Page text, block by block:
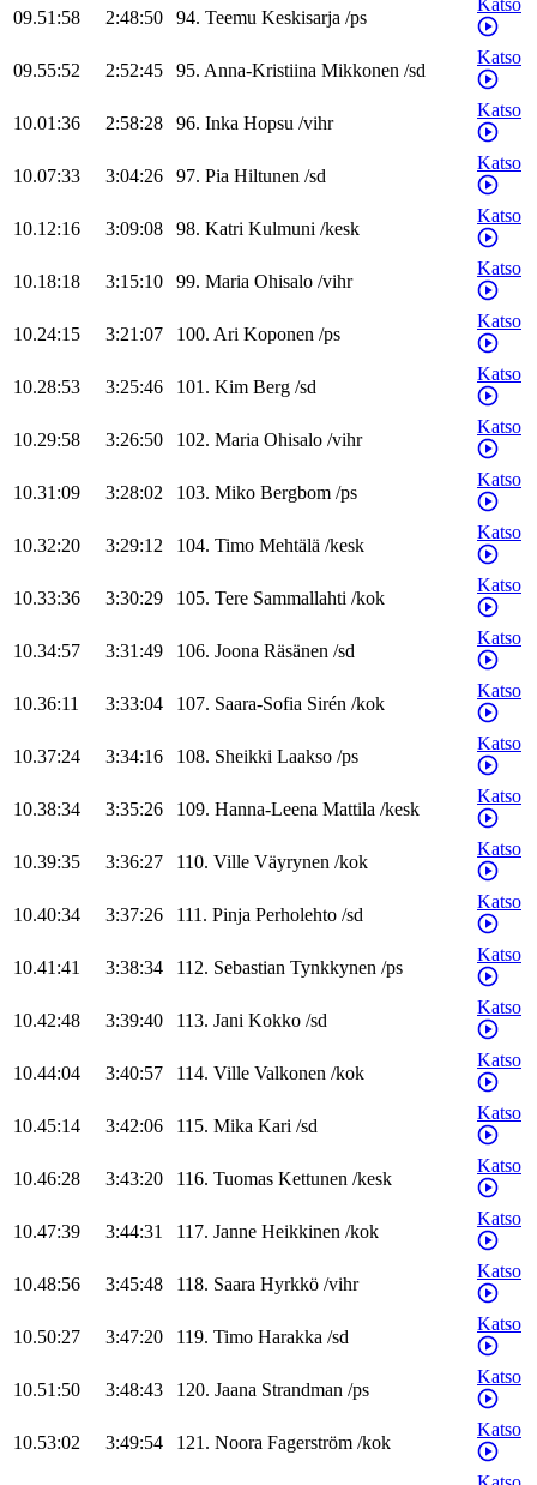
09.51:58
2:48:50 94. Teemu Keskisarja /ps
Katso
09.55:52 2:52:45 95. Anna-Kristiina Mikkonen /sd
Katso
10.01:36 2:58:28 96. Inka Hopsu /vihr
Katso
10.07:33 3:04:26 97. Pia Hiltunen /sd
Katso
10.12:16 3:09:08 98. Katri Kulmuni /kesk
Katso
10.18:18 3:15:10 99. Maria Ohisalo /vihr
Katso
10.24:15 3:21:07 100. Ari Koponen /ps
Katso
10.28:53 3:25:46 101. Kim Berg /sd
Katso
10.29:58 3:26:50 102. Maria Ohisalo /vihr
Katso
10.31:09 3:28:02 103. Miko Bergbom /ps
Katso
10.32:20 3:29:12 104. Timo Mehtälä /kesk
Katso
10.33:36 3:30:29 105. Tere Sammallahti /kok
Katso
10.34:57 3:31:49 106. Joona Räsänen /sd
Katso
10.36:11 3:33:04 107. Saara-Sofia Sirén /kok
Katso
10.37:24 3:34:16 108. Sheikki Laakso /ps
Katso
10.38:34 3:35:26 109. Hanna-Leena Mattila /kesk
Katso
10.39:35 3:36:27 110. Ville Väyrynen /kok
Katso
10.40:34 3:37:26 111. Pinja Perholehto /sd
Katso
10.41:41 3:38:34 112. Sebastian Tynkkynen /ps
Katso
10.42:48 3:39:40 113. Jani Kokko /sd
Katso
10.44:04 3:40:57 114. Ville Valkonen /kok
Katso
10.45:14 3:42:06 115. Mika Kari /sd
Katso
10.46:28 3:43:20 116. Tuomas Kettunen /kesk
Katso
10.47:39 3:44:31 117. Janne Heikkinen /kok
Katso
10.48:56 3:45:48 118. Saara Hyrkkö /vihr
Katso
10.50:27 3:47:20 119. Timo Harakka /sd
Katso
10.51:50 3:48:43 120. Jaana Strandman /ps
Katso
10.53:02 3:49:54 121. Noora Fagerström /kok
Katso